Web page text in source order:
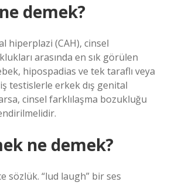
demek?
hiperplazi (CAH), cinsel
arasında en sık görülen
hipospadias ve tek taraflı veya
testislerle erkek dış genital
cinsel farklılaşma bozukluğu
ne demek?
sözlük. “lud laugh” bir ses